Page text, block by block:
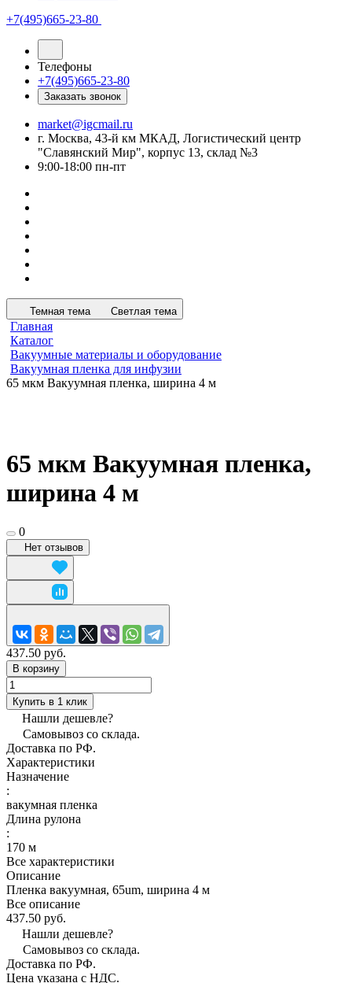
+7(495)665-23-80
Телефоны
+7(495)665-23-80
Заказать звонок
market@igcmail.ru
г. Москва, 43-й км МКАД, Логистический центр
"Славянский Мир", корпус 13, склад №3
9:00-18:00 пн-пт
Темная тема Светлая тема
Главная
Каталог
Вакуумные материалы и оборудование
Вакуумная пленка для инфузии
65 мкм Вакуумная пленка, ширина 4 м
65 мкм Вакуумная пленка,
ширина 4 м
0
Нет отзывов
437.50 руб.
В корзину
Купить в 1 клик
Нашли дешевле?
Самовывоз со склада.
Доставка по РФ.
Характеристики
Назначение
:
вакумная пленка
Длина рулона
:
170 м
Все характеристики
Описание
Пленка вакуумная, 65um, ширина 4 м
Все описание
437.50 руб.
Нашли дешевле?
Самовывоз со склада.
Доставка по РФ.
Цена указана с НДС.